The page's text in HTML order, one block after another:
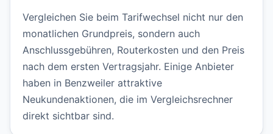
Vergleichen Sie beim Tarifwechsel nicht nur den
monatlichen Grundpreis, sondern auch
Anschlussgebühren, Routerkosten und den Preis
nach dem ersten Vertragsjahr. Einige Anbieter
haben in Benzweiler attraktive
Neukundenaktionen, die im Vergleichsrechner
direkt sichtbar sind.